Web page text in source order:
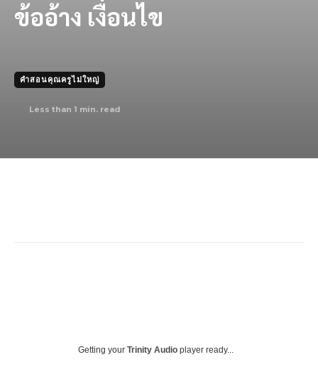
ข้ออ้าง เงื่อนไข
คำสอนคุณครูไม่ใหญ่
Less than 1 min. read
Getting your Trinity Audio player ready...